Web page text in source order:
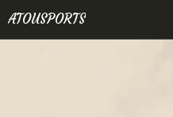
ATOUSPORTS